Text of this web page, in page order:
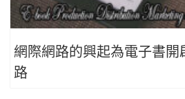
網際網路的興起為電子書
路